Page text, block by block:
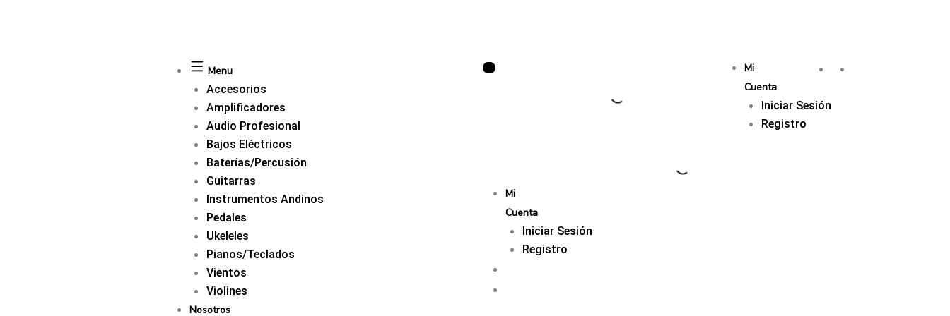
Menu
Accesorios
Amplificadores
Audio Profesional
Bajos Eléctricos
Baterías/Percusión
Guitarras
Instrumentos Andinos
Pedales
Ukeleles
Pianos/Teclados
Vientos
Violines
Nosotros
Mi
Cuenta
Iniciar Sesión
Registro
Mi
Cuenta
Iniciar Sesión
Registro